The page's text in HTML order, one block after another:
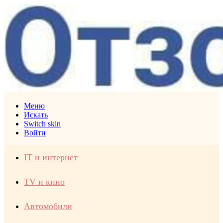
Меню
Искать
Switch skin
Войти
IT и интернет
TV и кино
Автомобили